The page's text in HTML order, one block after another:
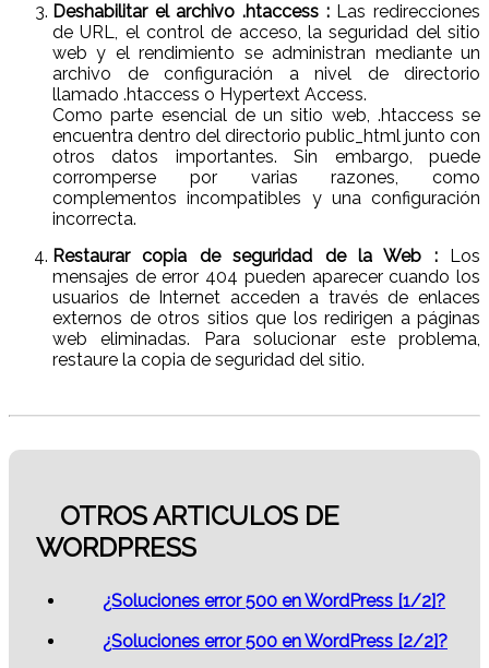
Deshabilitar el archivo .htaccess : Las redirecciones
de URL, el control de acceso, la seguridad del sitio
web y el rendimiento se administran mediante un
archivo de configuración a nivel de directorio
llamado .htaccess o Hypertext Access.
Como parte esencial de un sitio web, .htaccess se
encuentra dentro del directorio public_html junto con
otros datos importantes. Sin embargo, puede
corromperse por varias razones, como
complementos incompatibles y una configuración
incorrecta.
Restaurar copia de seguridad de la Web :Los
mensajes de error 404 pueden aparecer cuando los
usuarios de Internet acceden a través de enlaces
externos de otros sitios que los redirigen a páginas
web eliminadas. Para solucionar este problema,
restaure la copia de seguridad del sitio.
OTROS ARTICULOS DE
WORDPRESS
¿Soluciones error 500 en WordPress [1/2]?
¿Soluciones error 500 en WordPress [2/2]?